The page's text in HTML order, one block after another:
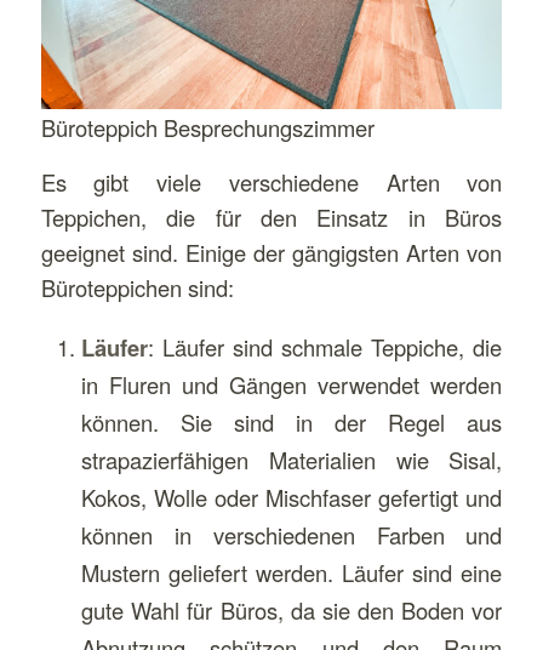
Büroteppich Besprechungszimmer
Es gibt viele verschiedene Arten von
Teppichen, die für den Einsatz in Büros
geeignet sind. Einige der gängigsten Arten von
Büroteppichen sind:
Läufer: Läufer sind schmale Teppiche, die
in Fluren und Gängen verwendet werden
können. Sie sind in der Regel aus
strapazierfähigen Materialien wie Sisal,
Kokos, Wolle oder Mischfaser gefertigt und
können in verschiedenen Farben und
Mustern geliefert werden. Läufer sind eine
gute Wahl für Büros, da sie den Boden vor